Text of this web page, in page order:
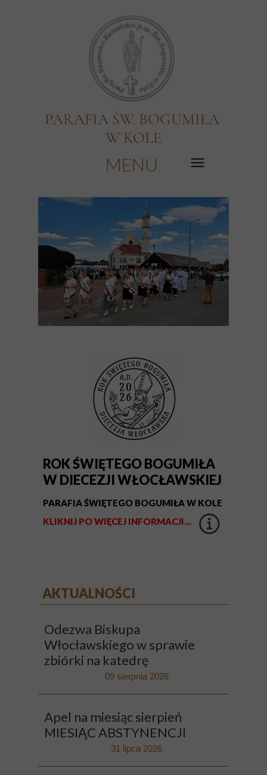
KLIKNIJ PO WIĘCEJ INFORMACJI...
ROK ŚWIĘTEGO BOGUMIŁA
W DIECEZJI WŁOCŁAWSKIEJ
PARAFIA ŚWIĘTEGO BOGUMIŁA W KOLE
PARAFIA ŚW. BOGUMIŁA
W KOLE
MENU
AKTUALNOŚCI
Odezwa Biskupa
Włocławskiego w sprawie
zbiórki na katedrę
09 sierpnia 2026
Apel na miesiąc sierpień
MIESIĄC ABSTYNENCJI
31 lipca 2026